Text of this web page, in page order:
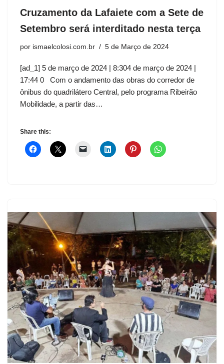
Cruzamento da Lafaiete com a Sete de
Setembro será interditado nesta terça
por ismaelcolosi.com.br 5 de Março de 2024
[ad_1] 5 de março de 2024 | 8:304 de março de 2024 |
17:44 0 Com o andamento das obras do corredor de
ônibus do quadrilátero Central, pelo programa Ribeirão
Mobilidade, a partir das…
Share this: